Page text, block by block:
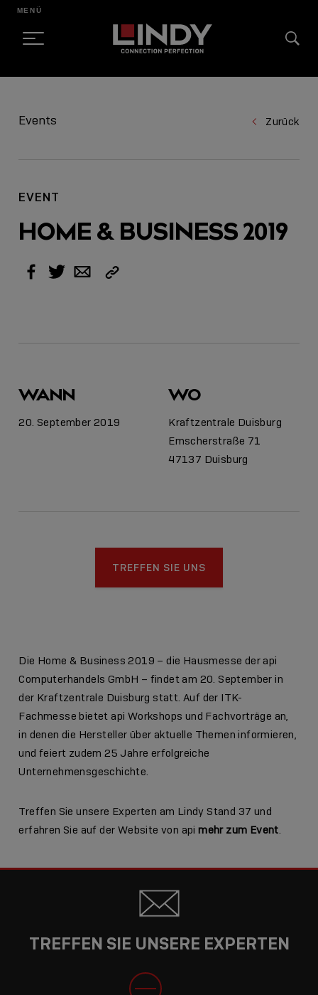
CONTENT
MENÜ
Events Zurück
EVENT
HOME & BUSINESS 2019
Facebook
TwitterEmail Link
WANN
20. September 2019
WO
Kraftzentrale Duisburg
Emscherstraße 71
47137 Duisburg
TREFFEN SIE UNS
Die Home & Business 2019 – die Hausmesse der api
Computerhandels GmbH – findet am 20. September in
der Kraftzentrale Duisburg statt. Auf der ITK-
Fachmesse bietet api Workshops und Fachvorträge an,
in denen die Hersteller über aktuelle Themen informieren,
und feiert zudem 25 Jahre erfolgreiche
Unternehmensgeschichte.
Treffen Sie unsere Experten am Lindy Stand 37 und
erfahren Sie auf der Website von apimehr zum Event.
TREFFEN SIE UNSERE EXPERTEN